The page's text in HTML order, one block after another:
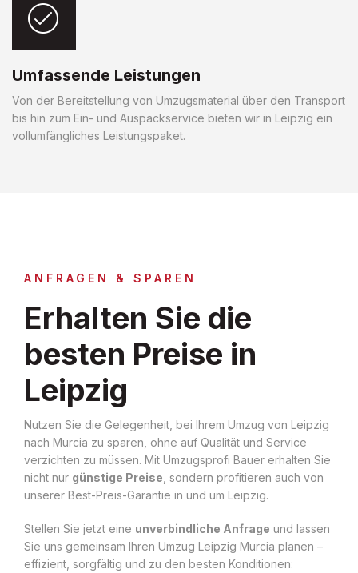
Umfassende Leistungen
Von der Bereitstellung von Umzugsmaterial über den Transport
bis hin zum Ein- und Auspackservice bieten wir in Leipzig ein
vollumfängliches Leistungspaket.
ANFRAGEN & SPAREN
Erhalten Sie die
besten Preise in
Leipzig
Nutzen Sie die Gelegenheit, bei Ihrem Umzug von Leipzig
nach Murcia zu sparen, ohne auf Qualität und Service
verzichten zu müssen. Mit Umzugsprofi Bauer erhalten Sie
nicht nur günstige Preise , sondern profitieren auch von
unserer Best-Preis-Garantie in und um Leipzig.
Stellen Sie jetzt eine unverbindliche Anfrage und lassen
Sie uns gemeinsam Ihren Umzug Leipzig Murcia planen –
effizient, sorgfältig und zu den besten Konditionen: